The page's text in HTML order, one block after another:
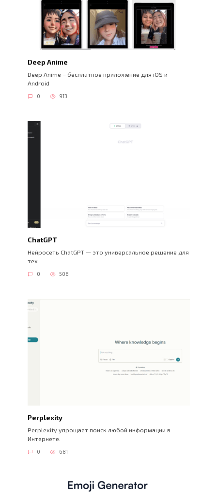
Deep Anime
Deep Anime – бесплатное приложение для iOS и
Android
0 913
ChatGPT
Нейросеть ChatGPT — это универсальное решение для
тех
0 508
Perplexity
Perplexity упрощает поиск любой информации в
Интернете.
0 681